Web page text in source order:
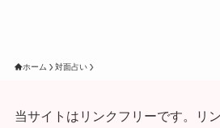
ホーム 対面占い
当サイトはリンクフリーです。リ